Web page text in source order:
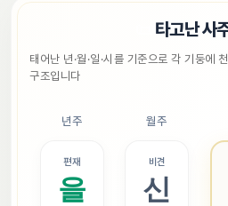
타고난 사
태어난 년·월·일·시를 기준으로 각 기둥에
구조입니다
월주
비견
신
년주
편재
을